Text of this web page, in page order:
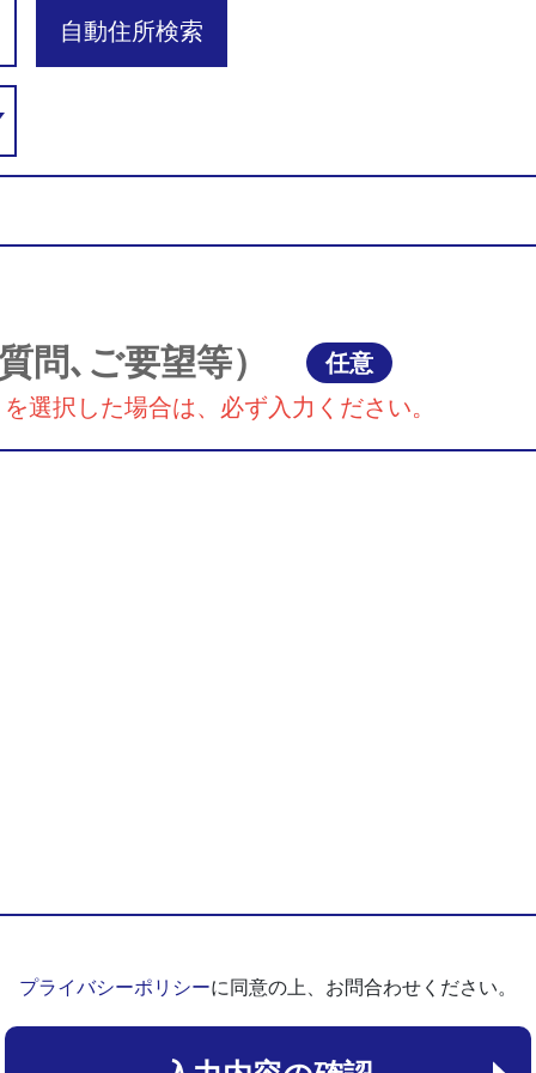
自動住所検索
問､ご要望等）
任意
選択した場合は、必ず入力ください。
プライバシーポリシーに同意の上、お問合わせください。